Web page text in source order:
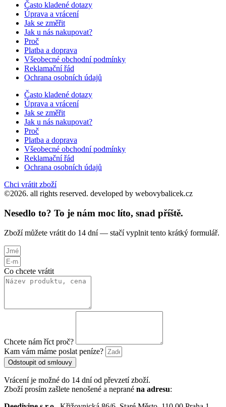
Často kladené dotazy
Úprava a vrácení
Jak se změřit
Jak u nás nakupovat?
Proč
Platba a doprava
Všeobecné obchodní podmínky
Reklamační řád
Ochrana osobních údajů
Často kladené dotazy
Úprava a vrácení
Jak se změřit
Jak u nás nakupovat?
Proč
Platba a doprava
Všeobecné obchodní podmínky
Reklamační řád
Ochrana osobních údajů
Chci vrátit zboží
©2026. all rights reserved. developed by webovybalicek.cz
Nesedlo to? To je nám moc líto, snad příště.
Zboží můžete vrátit do 14 dní — stačí vyplnit tento krátký formulář.
Co chcete vrátit
Chcete nám říct proč?
Kam vám máme poslat peníze?
Odstoupit od smlouvy
Vrácení je možné do 14 dní od převzetí zboží.
Zboží prosím zašlete nenošené a neprané na adresu: